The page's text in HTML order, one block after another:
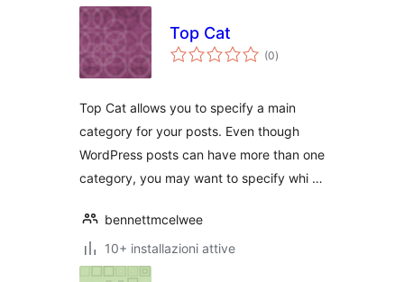
Top Cat
(0valutazioni
totali
)
Top Cat allows you to specify a main
category for your posts. Even though
WordPress posts can have more than one
category, you may want to specify whi …
bennettmcelwee
10+ installazioni attive